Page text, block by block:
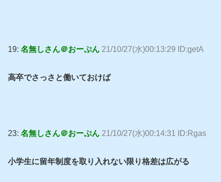
19: 名無しさん＠おーぷん 21/10/27(水)00:13:29 ID:getA
高卒でさっさと働いておけば
23: 名無しさん＠おーぷん 21/10/27(水)00:14:31 ID:Rgas
小学生に留年制度を取り入れない限り格差は広がる